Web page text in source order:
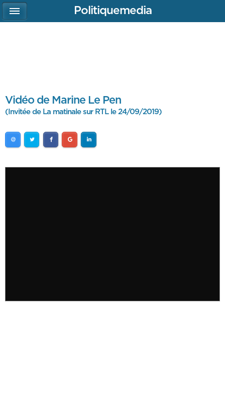
Vidéo de Marine Le Pen
(Invitée de La matinale sur RTL le 24/09/2019)
Politiquemedia